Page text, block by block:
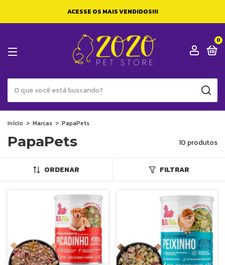
ACESSE OS MAIS VENDIDOS!!!
0
Início > Marcas > PapaPets
PapaPets 10 produtos
ORDENAR FILTRAR